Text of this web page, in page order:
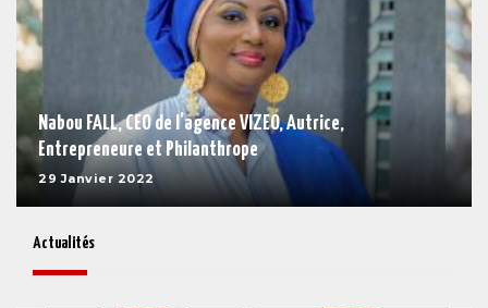
Nabou FALL, CEO de l’agence VIZEO, Autrice,
Entrepreneure et Philanthrope
29 Janvier 2022
Actualités